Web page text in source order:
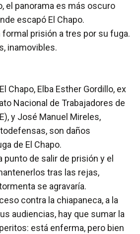
el panorama es más oscuro
escapó El Chapo.
formal prisión a tres por su fuga.
inamovibles.
Chapo, Elba Esther Gordillo, ex
Nacional de Trabajadores de
y José Manuel Mireles,
son daños
de El Chapo.
punto de salir de prisión y el
tras las rejas,
se agravaría.
contra la chiapaneca, a la
audiencias, hay que sumar la
está enferma, pero bien